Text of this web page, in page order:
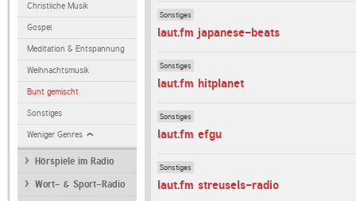
Christliche Musik
Gospel
Meditation & Entspannung
Weihnachtsmusik
Bunt gemischt
Sonstiges
Weniger Genres
Hörspiele im Radio
Wort- & Sport-Radio
Sonstiges
laut.fm japanese-beats
Sonstiges
laut.fm hitplanet
Sonstiges
laut.fm efgu
Sonstiges
laut.fm streusels-radio